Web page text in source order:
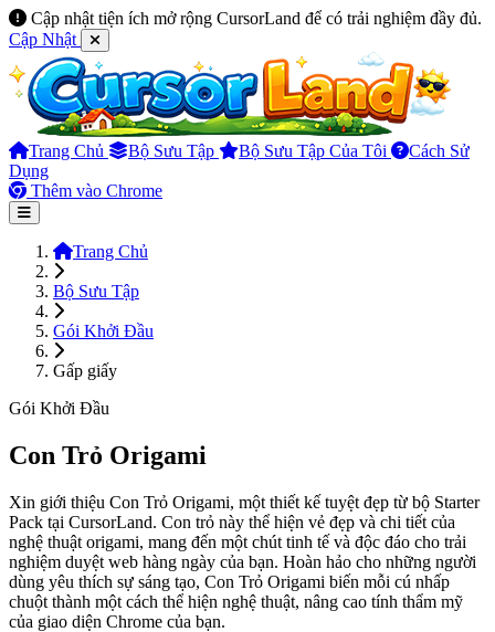
Cập nhật tiện ích mở rộng CursorLand để có trải nghiệm đầy đủ.
Cập Nhật
Trang Chủ Bộ Sưu Tập Bộ Sưu Tập Của Tôi
Cách Sử
Dụng
Thêm vào Chrome
Trang Chủ
Bộ Sưu Tập
Gói Khởi Đầu
Gấp giấy
Gói Khởi Đầu
Con Trỏ Origami
Xin giới thiệu Con Trỏ Origami, một thiết kế tuyệt đẹp từ bộ Starter
Pack tại CursorLand. Con trỏ này thể hiện vẻ đẹp và chi tiết của
nghệ thuật origami, mang đến một chút tinh tế và độc đáo cho trải
nghiệm duyệt web hàng ngày của bạn. Hoàn hảo cho những người
dùng yêu thích sự sáng tạo, Con Trỏ Origami biến mỗi cú nhấp
chuột thành một cách thể hiện nghệ thuật, nâng cao tính thẩm mỹ
của giao diện Chrome của bạn.